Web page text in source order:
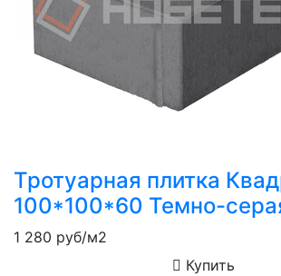
Тротуарная плитка
100*100*60 Темно-
1 280 руб/м2
Купить